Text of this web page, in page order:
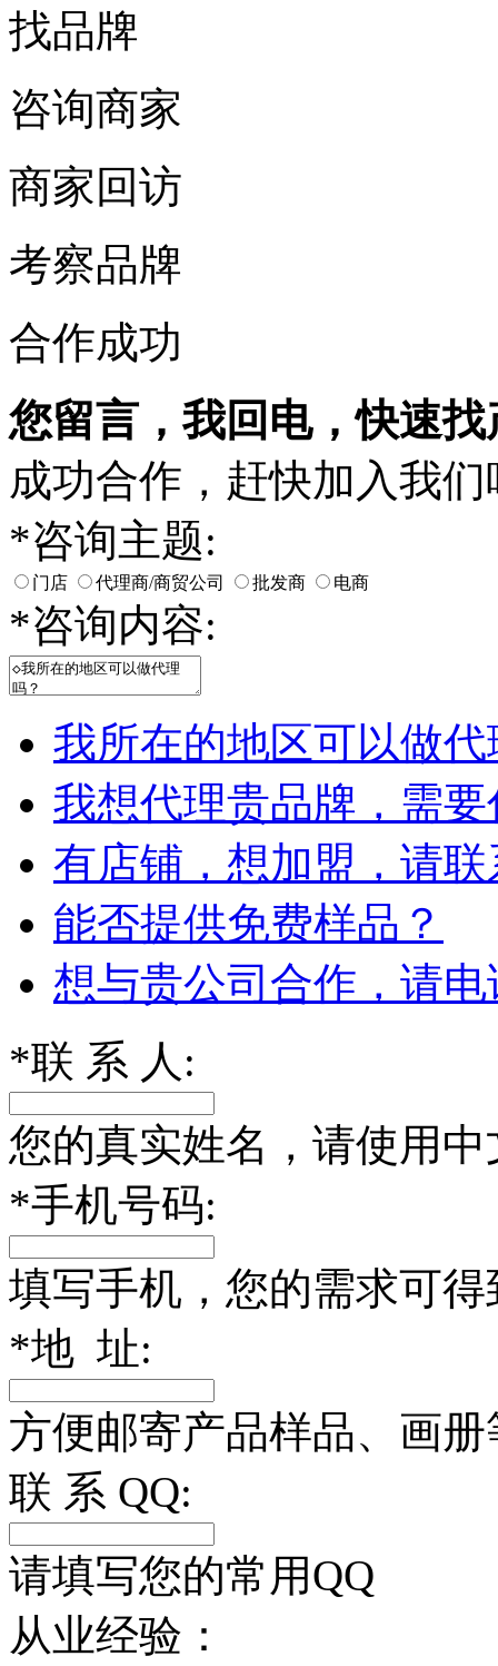
找品牌
咨询商家
商家回访
考察品牌
合作成功
您留言，我回电，快速找
成功合作，赶快加入我们
*咨询主题:
门店 代理商/商贸公司 批发商 电商
*咨询内容:
我所在的地区可以做
我想代理贵品牌，需
有店铺，想加盟，请
能否提供免费样品？
想与贵公司合作，请
*联 系 人:
您的真实姓名，请使用中
*手机号码:
填写手机，您的需求可
*地 址:
方便邮寄产品样品、画
联 系 QQ:
请填写您的常用QQ
从业经验：